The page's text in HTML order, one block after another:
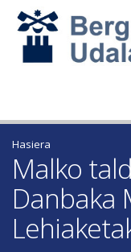
Hasiera
Malko
Danbaka